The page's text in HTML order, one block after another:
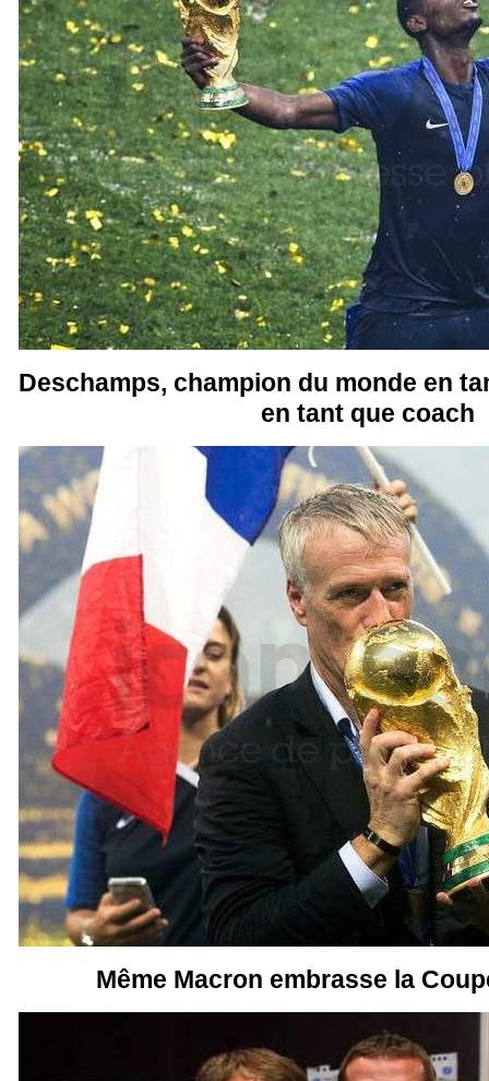
Deschamps, champion du monde en
en tant que coach
Même Macron embrasse la